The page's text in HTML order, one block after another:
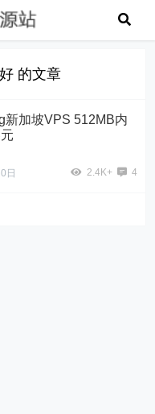
的文章
新加坡VPS 512MB内
日 2.4K+ 4